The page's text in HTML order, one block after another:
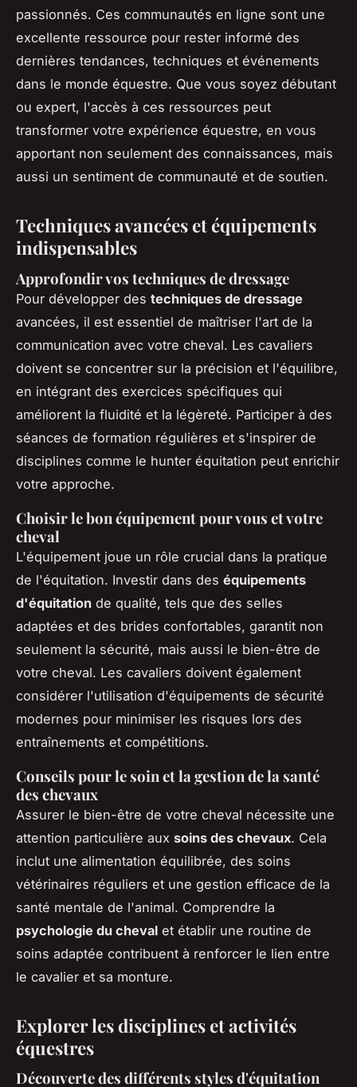
passionnés. Ces communautés en ligne sont une
excellente ressource pour rester informé des
dernières tendances, techniques et événements
dans le monde équestre. Que vous soyez débutant
ou expert, l'accès à ces ressources peut
transformer votre expérience équestre, en vous
apportant non seulement des connaissances, mais
aussi un sentiment de communauté et de soutien.
Techniques avancées et équipements
indispensables
Approfondir vos techniques de dressage
Pour développer des techniques de dressage
avancées, il est essentiel de maîtriser l'art de la
communication avec votre cheval. Les cavaliers
doivent se concentrer sur la précision et l'équilibre,
en intégrant des exercices spécifiques qui
améliorent la fluidité et la légèreté. Participer à des
séances de formation régulières et s'inspirer de
disciplines comme le hunter équitation peut enrichir
votre approche.
Choisir le bon équipement pour vous et votre
cheval
L'équipement joue un rôle crucial dans la pratique
de l'équitation. Investir dans des équipements
d'équitation de qualité, tels que des selles
adaptées et des brides confortables, garantit non
seulement la sécurité, mais aussi le bien-être de
votre cheval. Les cavaliers doivent également
considérer l'utilisation d'équipements de sécurité
modernes pour minimiser les risques lors des
entraînements et compétitions.
Conseils pour le soin et la gestion de la santé
des chevaux
Assurer le bien-être de votre cheval nécessite une
attention particulière aux soins des chevaux. Cela
inclut une alimentation équilibrée, des soins
vétérinaires réguliers et une gestion efficace de la
santé mentale de l'animal. Comprendre la
psychologie du cheval et établir une routine de
soins adaptée contribuent à renforcer le lien entre
le cavalier et sa monture.
Explorer les disciplines et activités
équestres
Découverte des différents styles d'équitation